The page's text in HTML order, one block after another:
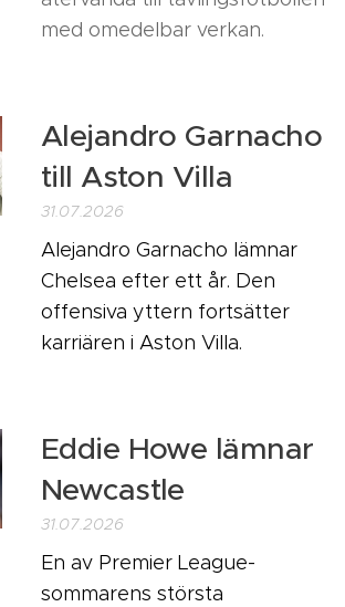
med omedelbar verkan.
Alejandro Garnacho
till Aston Villa
31.07.2026
Alejandro Garnacho lämnar
Chelsea efter ett år. Den
offensiva yttern fortsätter
karriären i Aston Villa.
Eddie Howe lämnar
Newcastle
31.07.2026
En av Premier League-
sommarens största